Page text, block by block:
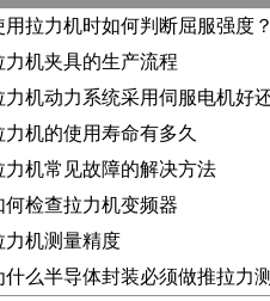
用拉力机时如何判断屈服强度？
力机夹具的生产流程
力机的使用寿命有多久
力机常见故障的解决方法
何检查拉力机变频器
力机测量精度